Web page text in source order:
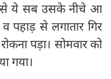
से ये सब उसके नीचे आ
पहाड़ से लगातार गिर
पड़ा। सोमवार को
गया।